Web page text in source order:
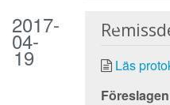
2017-
04-
19
Läs